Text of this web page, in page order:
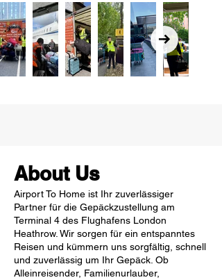
About Us
Airport To Home ist Ihr zuverlässiger
Partner für die Gepäckzustellung am
Terminal 4 des Flughafens London
Heathrow. Wir sorgen für ein entspanntes
Reisen und kümmern uns sorgfältig, schnell
und zuverlässig um Ihr Gepäck. Ob
Alleinreisender, Familienurlauber,